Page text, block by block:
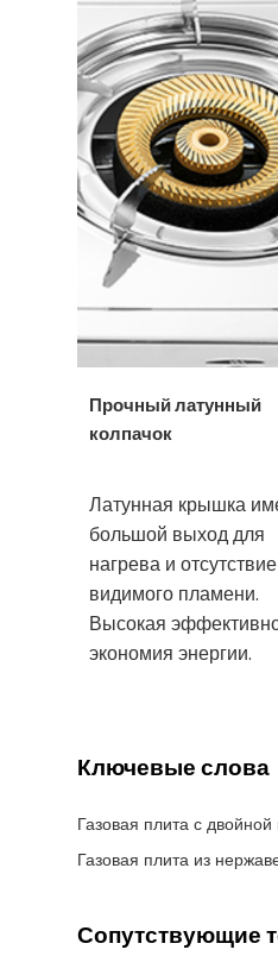
Прочный латунный
колпачок
Латунная крышка
большой выход для
нагрева и отсутствие
видимого пламени.
Высокая
экономия энергии.
Ключевые слова
Газовая плита с двойной
Газовая плита из
Сопутствующие